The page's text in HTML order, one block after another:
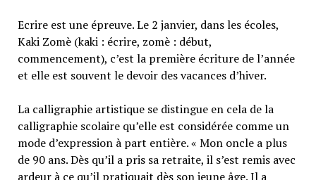
Ecrire est une épreuve. Le 2 janvier, dans les écoles,
Kaki Zomè (kaki : écrire, zomè : début,
commencement), c’est la première écriture de l’année
et elle est souvent le devoir des vacances d’hiver.
La calligraphie artistique se distingue en cela de la
calligraphie scolaire qu’elle est considérée comme un
mode d’expression à part entière. « Mon oncle a plus
de 90 ans. Dès qu’il a pris sa retraite, il s’est remis avec
ardeur à ce qu’il pratiquait dès son jeune âge. Il a